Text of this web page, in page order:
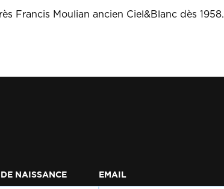
Francis Moulian ancien Ciel&Blanc dès 1958.
NAISSANCE EMAIL